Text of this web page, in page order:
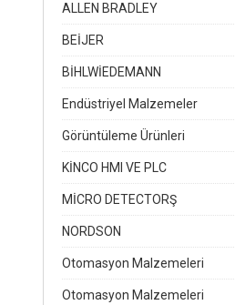
ALLEN BRADLEY
BEİJER
BİHLWİEDEMANN
Endüstriyel Malzemeler
Görüntüleme Ürünleri
KİNCO HMI VE PLC
MİCRO DETECTORŞ
NORDSON
Otomasyon Malzemeleri
Otomasyon Malzemeleri